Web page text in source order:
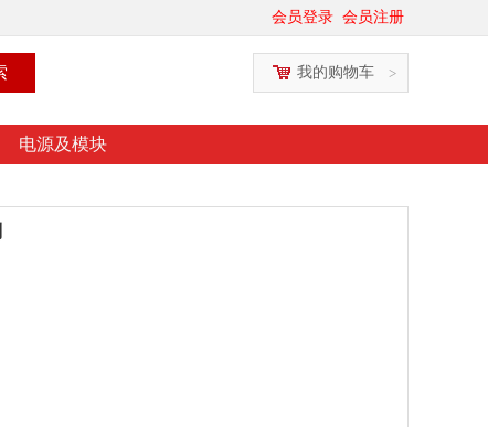
会员登录 会员注册
>
我的购物车
电源及模块